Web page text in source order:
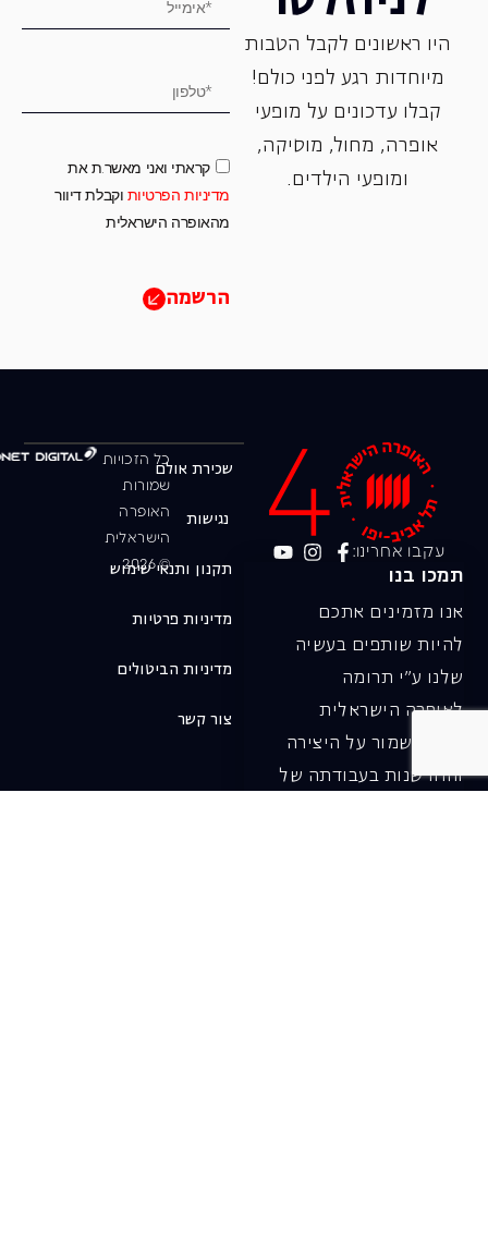
היו ראשונים לקבל הטבות
מיוחדות רגע לפני כולם!
קבלו עדכונים על מופעי
אופרה, ‏מחול, ‏מוסיקה,
ומופעי הילדים.
קראתי ואני מאשר.ת את
מדיניות הפרטיות וקבלת דיוור
מהאופרה הישראלית
הרשמה
עקבו אחרינו:
תמכו בנו
אנו מזמינים אתכם
להיות שותפים בעשיה
שלנו ע"י תרומה
לאופרה הישראלית
ובכך לשמור על היצירה
והחדשנות בעבודתה של
כל הזכויות
שמורות
האופרה
הישראלית
© 2026
שכירת אולם
נגישות
תקנון ותנאי שימוש
מדיניות פרטיות
מדיניות הביטולים
צור קשר